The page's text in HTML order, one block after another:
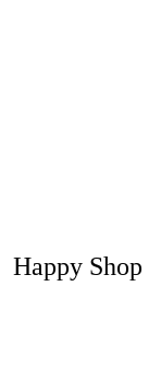
Happy Shop